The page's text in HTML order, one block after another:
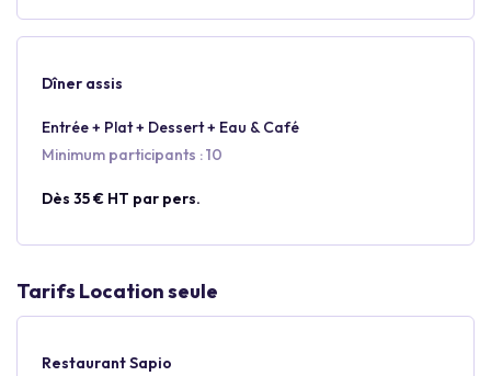
Dîner assis
Entrée + Plat + Dessert + Eau & Café
Minimum participants : 10
Dès 35 € HT par pers.
Tarifs Location seule
Restaurant Sapio